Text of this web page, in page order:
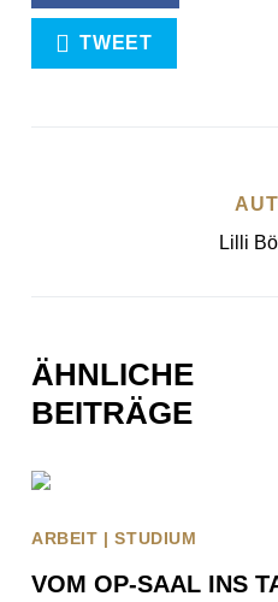
TWEET
Lilli
ÄHNLICHE
BEITRÄGE
ARBEIT | STUDIUM
VOM OP-SAAL INS